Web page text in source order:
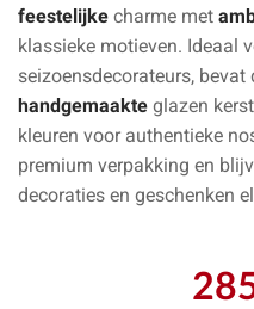
feestelijke charme met
klassieke motieven. Ideaal
seizoensdecorateurs, bevat
handgemaakte glazen
kleuren voor authentieke
premium verpakking en
decoraties en geschenken